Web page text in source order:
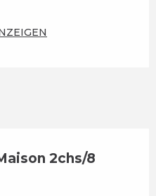
2chs/8